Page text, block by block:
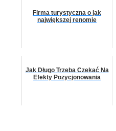
Firma turystyczna o jak
największej renomie
Jak Długo Trzeba Czekać Na
Efekty Pozycjonowania